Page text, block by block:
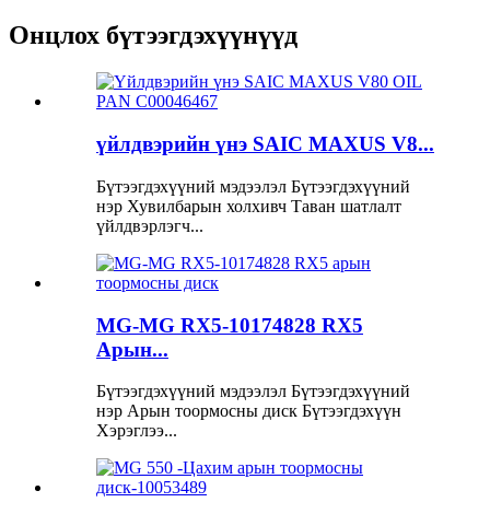
Онцлох бүтээгдэхүүнүүд
үйлдвэрийн үнэ SAIC MAXUS V8...
Бүтээгдэхүүний мэдээлэл Бүтээгдэхүүний
нэр Хувилбарын холхивч Таван шатлалт
үйлдвэрлэгч...
MG-MG RX5-10174828 RX5
Арын...
Бүтээгдэхүүний мэдээлэл Бүтээгдэхүүний
нэр Арын тоормосны диск Бүтээгдэхүүн
Хэрэглээ...